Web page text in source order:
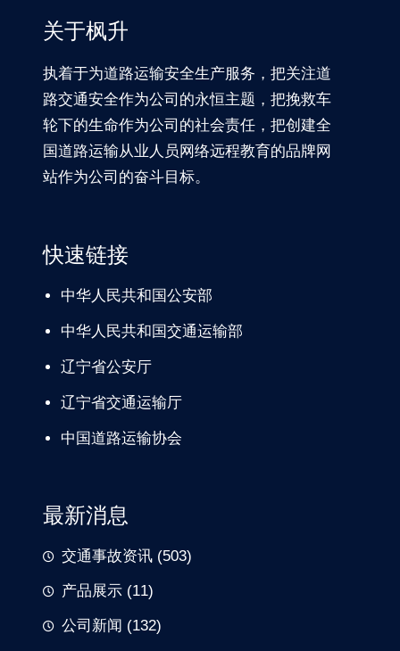
关于枫升
执着于为道路运输安全生产服务，把关注道
路交通安全作为公司的永恒主题，把挽救车
轮下的生命作为公司的社会责任，把创建全
国道路运输从业人员网络远程教育的品牌网
站作为公司的奋斗目标。
快速链接
中华人民共和国公安部
中华人民共和国交通运输部
辽宁省公安厅
辽宁省交通运输厅
中国道路运输协会
最新消息
交通事故资讯 (503)
产品展示 (11)
公司新闻 (132)